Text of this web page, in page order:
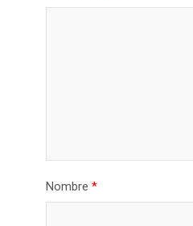
Nombre *